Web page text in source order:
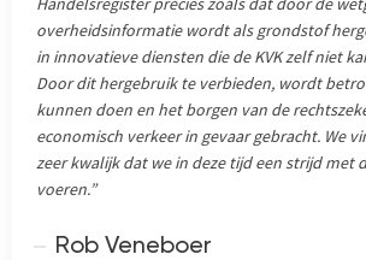
overheidsinformatie wordt als grondstof
in innovatieve diensten die de KVK zelf niet
Door dit hergebruik te verbieden, wordt
kunnen doen en het borgen van de
economisch verkeer in gevaar gebracht. We
zeer kwalijk dat we in deze tijd een strijd met
voeren.”
Rob Veneboer